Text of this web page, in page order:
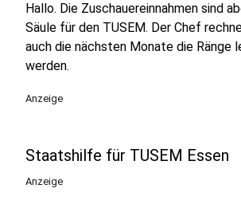
Hallo. Die Zuschauereinnahmen sind
Säule für den TUSEM. Der Chef
auch die nächsten Monate die Ränge
werden.
Anzeige
Staatshilfe für TUSEM Essen
Anzeige